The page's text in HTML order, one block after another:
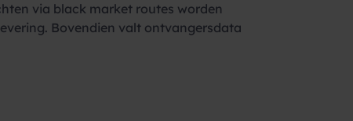
via black market routes worden
Bovendien valt ontvangersdata